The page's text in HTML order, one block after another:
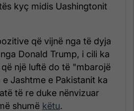
kyç midis Uashingtonit
që vijnë nga të dyja
Donald Trump, i cili ka
një luftë do të "mbarojë
Jashtme e Pakistanit ka
të re duke nënvizuar
shumë këtu.